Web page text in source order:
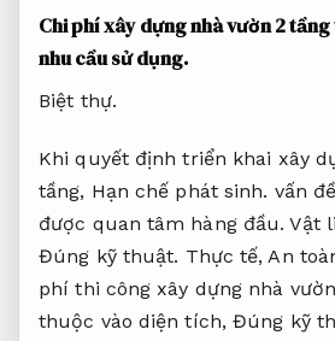
Chi phí xây dựng nhà vườn 2
nhu cầu sử dụng.
Biệt thự.
Khi quyết định triển khai xây
tầng, Hạn chế phát sinh. vấn
được quan tâm hàng đầu.Vật
Đúng kỹ thuật. Thực tế,An
phí thi công xây dựng nhà
thuộc vào diện tích,Đúng kỹ